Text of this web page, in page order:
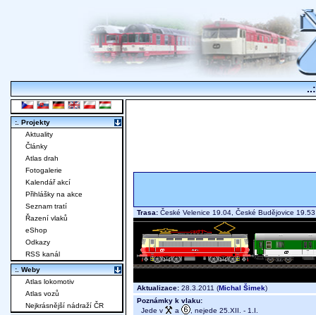
Trasa: České Velenice 19.04, České Budějovice
Aktualizace: 28.3.2011 (Michal Šimek)
Poznámky k vlaku:
Jede v
a
, nejede 25.XII. - 1.I.
:. Projekty
Aktuality
Články
Atlas drah
Fotogalerie
Kalendář akcí
Přihlášky na akce
Seznam tratí
Řazení vlaků
eShop
Odkazy
RSS kanál
:. Weby
Atlas lokomotiv
Atlas vozů
Nejkrásnější nádraží ČR